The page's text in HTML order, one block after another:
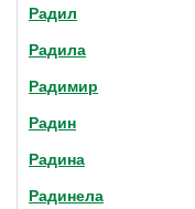
Радил
Радила
Радимир
Радин
Радина
Радинела